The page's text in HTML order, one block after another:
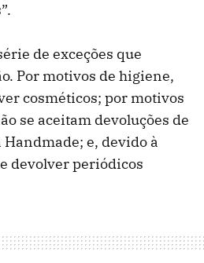
de exceções que
Por motivos de higiene,
cosméticos; por motivos
se aceitam devoluções de
e, devido à
devolver periódicos